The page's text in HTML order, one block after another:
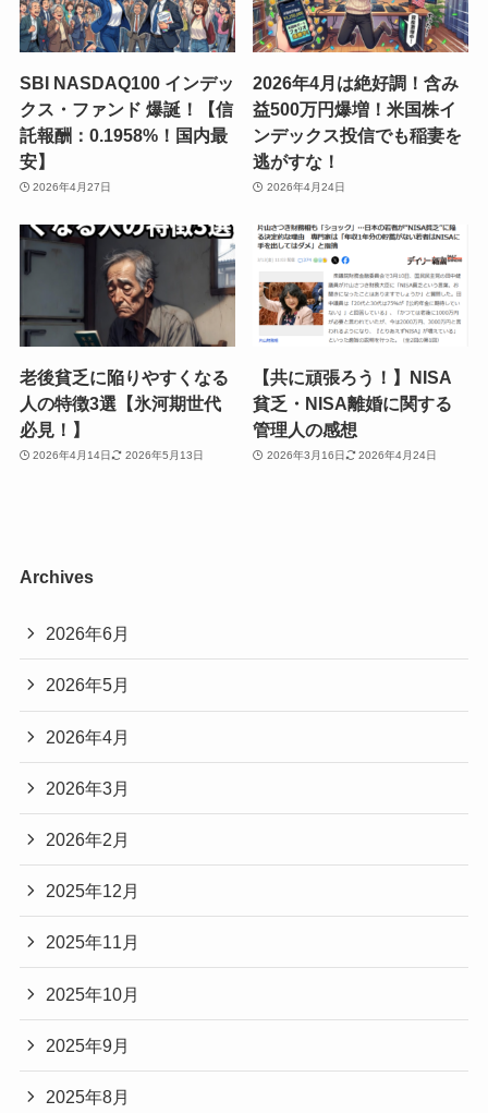
SBI NASDAQ100 インデッ
クス・ファンド 爆誕！【信
託報酬：0.1958%！国内最
安】
2026年4月27日
2026年4月は絶好調！含み
益500万円爆増！米国株イ
ンデックス投信でも稲妻を
逃がすな！
2026年4月24日
老後貧乏に陥りやすくなる
人の特徴3選【氷河期世代
必見！】
2026年4月14日 2026年5月13日
【共に頑張ろう！】NISA
貧乏・NISA離婚に関する
管理人の感想
2026年3月16日 2026年4月24日
Archives
2026年6月
2026年5月
2026年4月
2026年3月
2026年2月
2025年12月
2025年11月
2025年10月
2025年9月
2025年8月